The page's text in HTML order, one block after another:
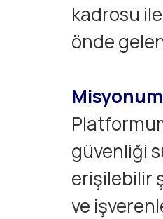
kadrosu
önde
güvenliği
erişilebilir
ve